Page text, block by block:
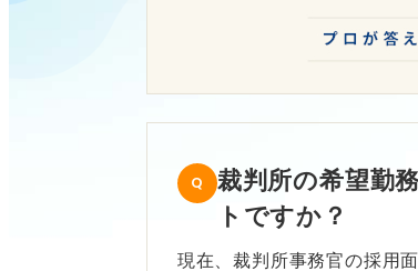
裁判所の希望勤
トですか？
現在、裁判所事務官の採用